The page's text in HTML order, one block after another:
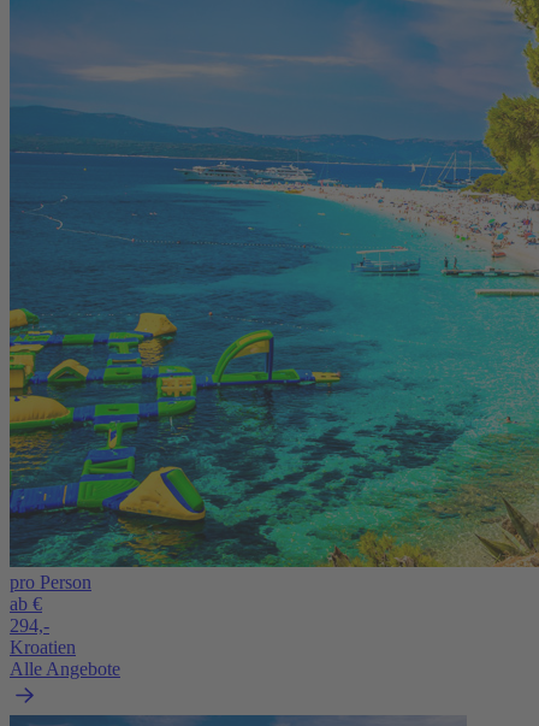
pro Person
ab €
294,-
Kroatien
Alle Angebote